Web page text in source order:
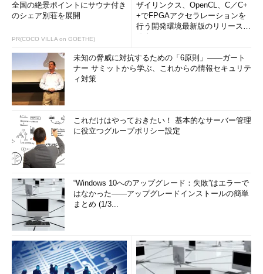
全国の絶景ポイントにサウナ付き
のシェア別荘を展開
PR(COCO VILLA on GOETHE)
ザイリンクス、OpenCL、C／C+
+でFPGAアクセラレーションを
行う開発環境最新版のリリースを
未知の脅威に対抗するための「6原則」――ガート
ナー サミットから学ぶ、これからの情報セキュリテ
ィ対策
これだけはやっておきたい！ 基本的なサーバー管理
に役立つグループポリシー設定
“Windows 10へのアップグレード：失敗”はエラーで
はなかった――アップグレードインストールの簡単
まとめ (1/3...